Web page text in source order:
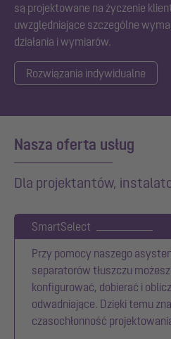
są projektowane na życzenie
uwzględniające szczególne
działania i wymiarów.
Rozwiązania indywidualne
Nasza oferta usług
Dla projektantów,
SmartSelect
Przy pomocy naszego
separatorów tłuszczu
konfigurować, dobierać i
odwadniające. Dzięki temu
czasochłonność